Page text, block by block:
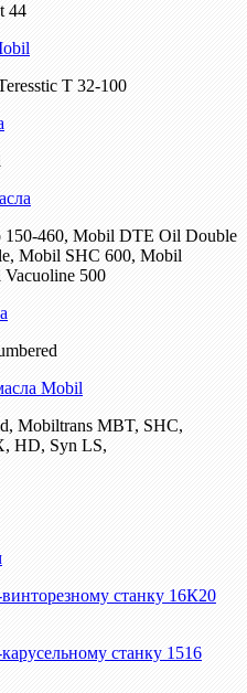
44
T 32-100
150-460, Mobil DTE Oil Double
Mobil SHC 600, Mobil
500
Mobil
Mobiltrans MBT, SHC,
HD, Syn LS,
станку 16К20
станку 1516